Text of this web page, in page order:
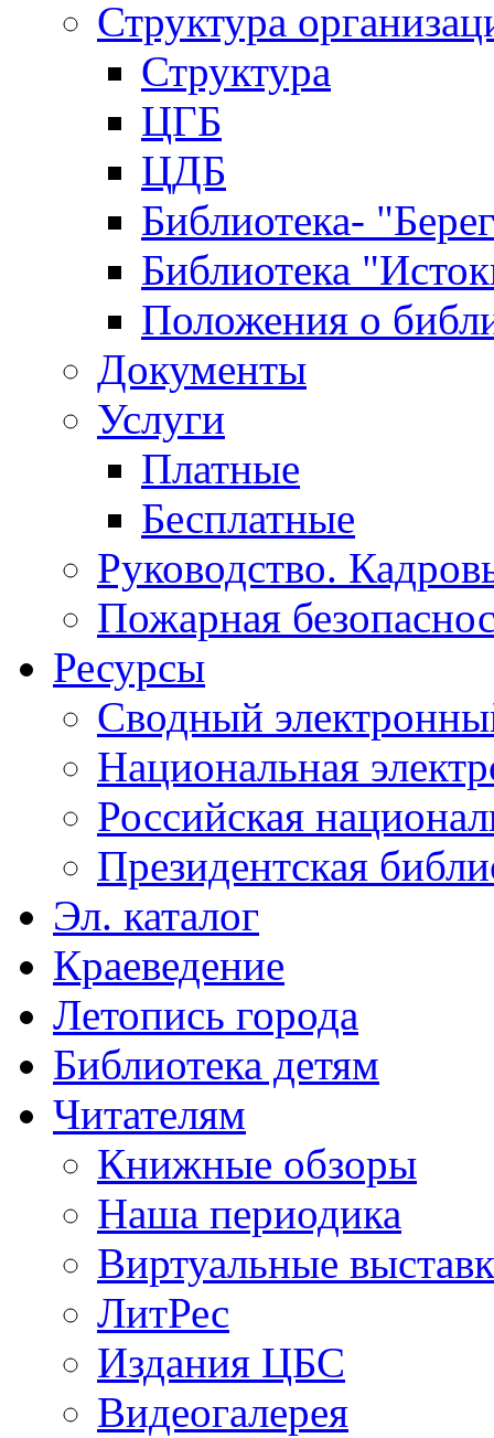
Структура
Структура
ЦГБ
ЦДБ
Библиотека-
Библиотека
Положения о
Документы
Услуги
Платные
Бесплатные
Руководство.
Пожарная
Ресурсы
Сводный
Национальная
Российская
Президентская
Эл. каталог
Краеведение
Летопись города
Библиотека детям
Читателям
Книжные обзоры
Наша периодика
Виртуальные
ЛитРес
Издания ЦБС
Видеогалерея